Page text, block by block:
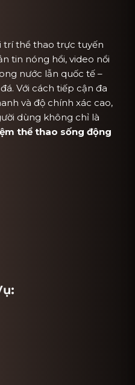
trí thể thao trực tuyến
tin nóng hổi, video nổi
nước lẫn quốc tế –
Với cách tiếp cận đa
và độ chính xác cao,
dùng không chỉ là
thể thao sống động